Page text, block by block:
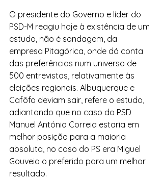
O presidente do Governo e líder do
PSD-M reagiu hoje à existência de um
estudo, não é sondagem, da
empresa Pitagórica, onde dá conta
das preferências num universo de
500 entrevistas, relativamente às
eleições regionais. Albuquerque e
Cafôfo deviam sair, refere o estudo,
adiantando que no caso do PSD
Manuel António Correia estaria em
melhor posição para a maioria
absoluta, no caso do PS era Miguel
Gouveia o preferido para um melhor
resultado.